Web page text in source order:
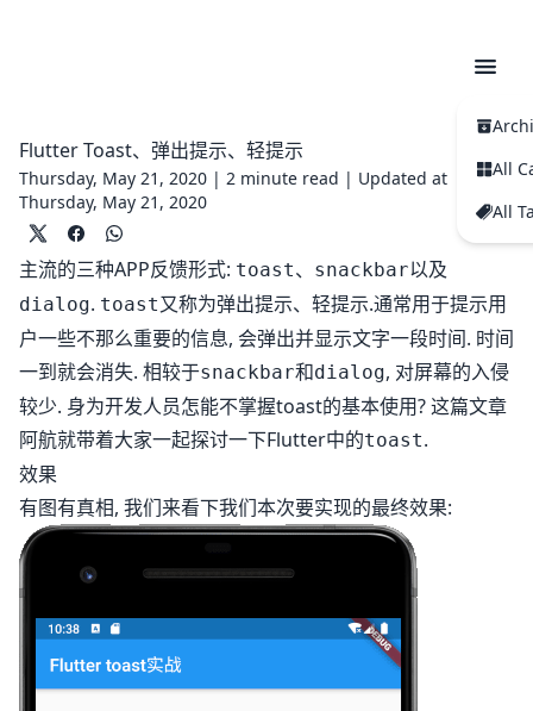
All
All
Flutter Toast、弹出提示、轻提示
Thursday, May 21, 2020 | 2 minute read | Updated at
Thursday, May 21, 2020
主流的三种APP反馈形式: toast、 snackbar以及
dialog. toast又称为弹出提示、轻提示.通常用于提示用
户一些不那么重要的信息, 会弹出并显示文字一段时间. 时间
一到就会消失. 相较于snackbar和dialog, 对屏幕的入侵
较少. 身为开发人员怎能不掌握toast的基本使用? 这篇文章
阿航就带着大家一起探讨一下Flutter中的toast.
效果
有图有真相, 我们来看下我们本次要实现的最终效果: